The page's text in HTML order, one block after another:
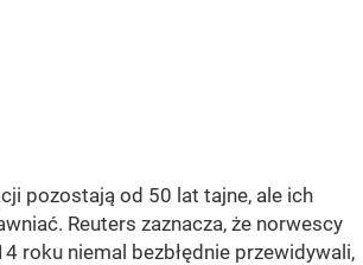
pozostają od 50 lat tajne, ale ich
Reuters zaznacza, że norwescy
roku niemal bezbłędnie przewidywali,